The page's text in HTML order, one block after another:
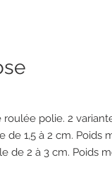
polie. 2
de 1,5 à 2 cm. Poids
de 2 à 3 cm. Poids